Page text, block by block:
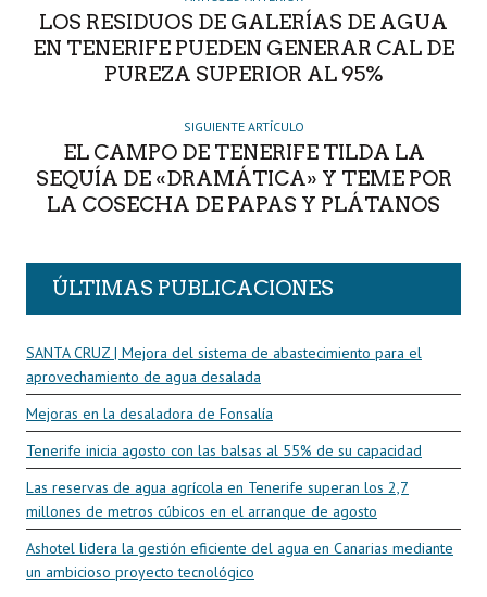
LOS RESIDUOS DE GALERÍAS DE AGUA
EN TENERIFE PUEDEN GENERAR CAL DE
PUREZA SUPERIOR AL 95%
SIGUIENTE ARTÍCULO
EL CAMPO DE TENERIFE TILDA LA
SEQUÍA DE «DRAMÁTICA» Y TEME POR
LA COSECHA DE PAPAS Y PLÁTANOS
ÚLTIMAS PUBLICACIONES
SANTA CRUZ | Mejora del sistema de abastecimiento para el
aprovechamiento de agua desalada
Mejoras en la desaladora de Fonsalía
Tenerife inicia agosto con las balsas al 55% de su capacidad
Las reservas de agua agrícola en Tenerife superan los 2,7
millones de metros cúbicos en el arranque de agosto
Ashotel lidera la gestión eficiente del agua en Canarias mediante
un ambicioso proyecto tecnológico